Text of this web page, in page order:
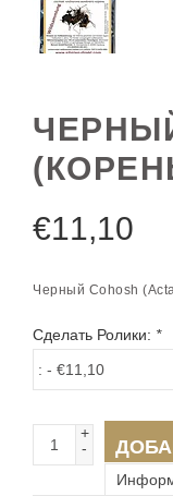
€11,10
Черный Cohosh
Сделать Ролики: *
+
-